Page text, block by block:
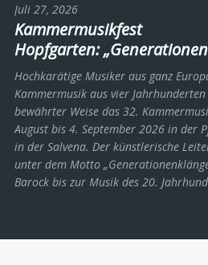
Juli 27, 2026
Kammermusikfest
Hopfgarten:
Hochkarätige Musiker aus ganz
Kammermusik aus vier
bewährter Weise das 32.
August bis 4. September 2026 in der
in der Salvena. Der künstlerische
unter dem Motto
Barock bis zur Musik des 20.